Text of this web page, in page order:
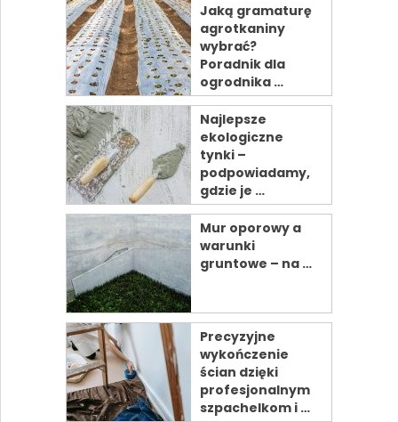
Jaką gramaturę
agrotkaniny
wybrać?
Poradnik dla
ogrodnika …
Najlepsze
ekologiczne
tynki –
podpowiadamy,
gdzie je …
Mur oporowy a
warunki
gruntowe – na …
Precyzyjne
wykończenie
ścian dzięki
profesjonalnym
szpachelkom i …